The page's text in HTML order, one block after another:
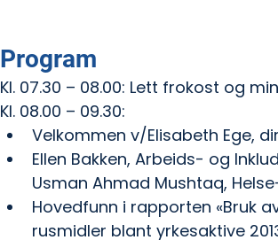
Program
Kl. 07.30 – 08.00: Lett frokost og
Kl. 08.00 – 09.30:
Velkommen v/Elisabeth Ege,
Ellen Bakken, Arbeids- og
Usman Ahmad Mushtaq,
Hovedfunn i rapporten «Bruk
rusmidler blant yrkesaktive